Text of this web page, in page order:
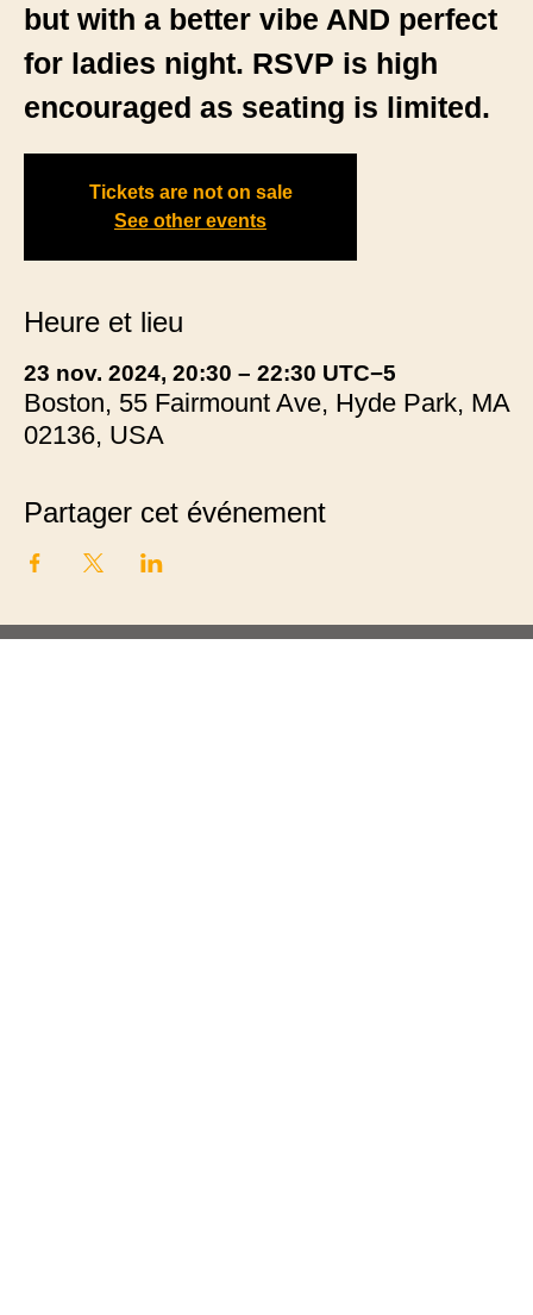
but with a better vibe AND perfect
for ladies night. RSVP is high
encouraged as seating is limited.
Tickets are not on sale
See other events
Heure et lieu
23 nov. 2024, 20:30 – 22:30 UTC−5
Boston, 55 Fairmount Ave, Hyde Park, MA
02136, USA
Partager cet événement